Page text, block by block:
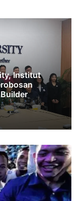
Institut